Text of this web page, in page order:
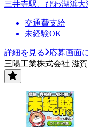
三井寺駅、びわ湖浜
交通費支給
未経験OK
詳細を見る
応募画面
三陽工業株式会社 滋